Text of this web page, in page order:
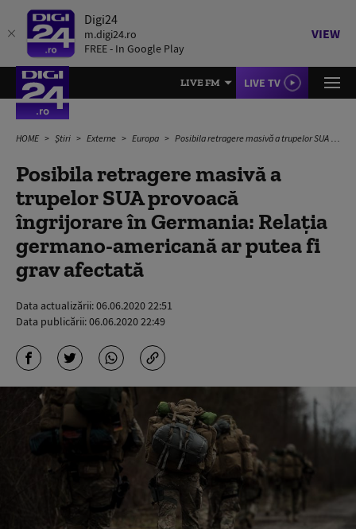
Digi24
m.digi24.ro
FREE - In Google Play
VIEW
LIVE FM LIVE TV
HOME Știri Externe Europa Posibila retragere masivă a trupelor SUA provoacă îngrijorare în Germania: Relaţia germano-americană ar putea fi grav afectată
Posibila retragere masivă a
trupelor SUA provoacă
îngrijorare în Germania: Relaţia
germano-americană ar putea fi
grav afectată
Data actualizării:06.06.2020 22:51
Data publicării:06.06.2020 22:49